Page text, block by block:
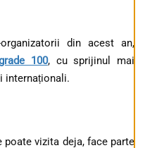
din acest an,
100, cu sprijinul mai
internaționali.
poate vizita deja, face parte